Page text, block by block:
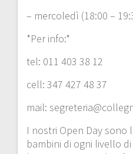
– mercoledì (18:00 –
*Per info:*
tel: 011 403 38 12
cell: 347 427 48 37
mail:
I nostri Open Day sono
bambini di ogni livello